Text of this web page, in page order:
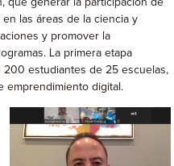
que generar la participación de
las áreas de la ciencia y
y promover la
La primera etapa
200 estudiantes de 25 escuelas,
emprendimiento digital.